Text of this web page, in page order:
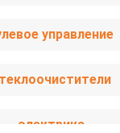
управление
электрика